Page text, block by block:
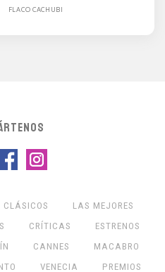
FLACO CACHUBI
CLÁSICOS
LAS MEJORES
CRÍTICAS
ESTRENOS
CANNES
MACABRO
VENECIA
PREMIOS